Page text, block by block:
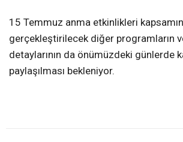
15 Temmuz anma etkinlikleri
gerçekleştirilecek diğer programların
detaylarının da önümüzdeki günlerde
paylaşılması bekleniyor.